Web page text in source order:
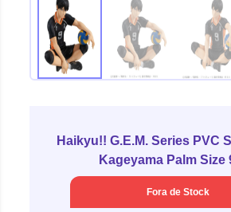
Haikyu!! G.E.M. Series PVC
Kageyama Palm Size
Fora de Stock